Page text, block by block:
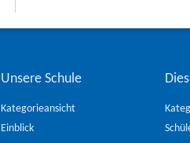
Unsere Schule
Kategorieansicht
Einblick